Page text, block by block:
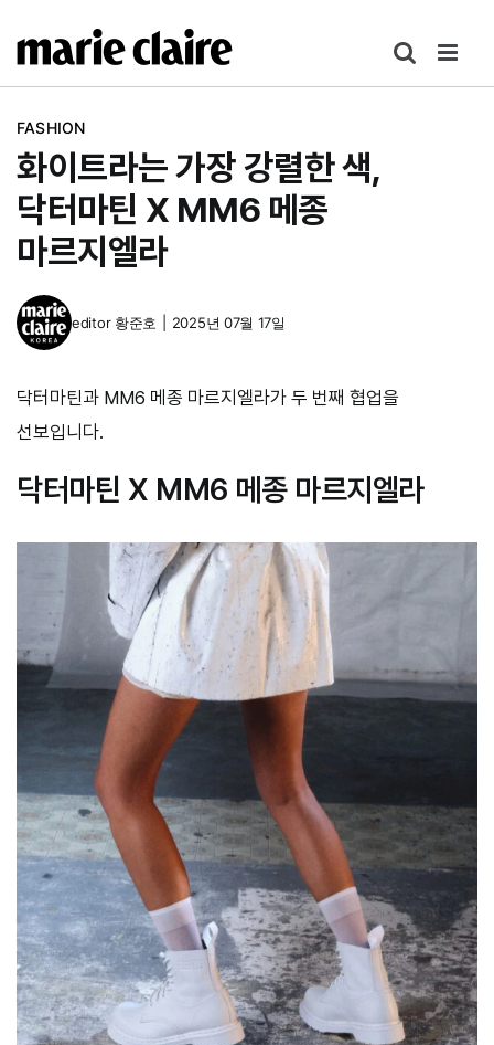
텐
FASHION
화이트라는 가장 강렬한 색,
닥터마틴 X MM6 메종
마르지엘라
editor 황준호 2025년 07월 17일
닥터마틴과 MM6 메종 마르지엘라가 두 번째 협업을
선보입니다.
닥터마틴 X MM6 메종 마르지엘라